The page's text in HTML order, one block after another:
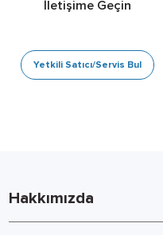
İletişime Geçin
Yetkili Satıcı/Servis Bul
Hakkımızda